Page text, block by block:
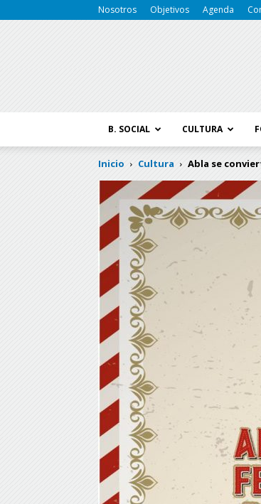
Nosotros Objetivos Agenda
B. SOCIAL CULTURA
Inicio Cultura Abla se